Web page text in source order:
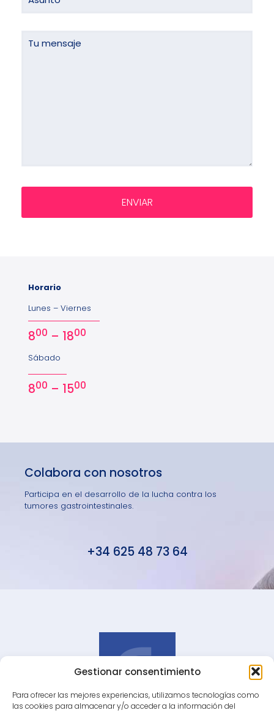
Gestionar consentimiento
Para ofrecer las mejores experiencias, utilizamos tecnologías como
las cookies para almacenar y/o acceder a la información del
Horario
Lunes – Viernes
800 – 1800
Sábado
800 – 1500
Colabora con nosotros
Participa en el desarrollo de la lucha contra los
tumores gastrointestinales.
+34 625 48 73 64